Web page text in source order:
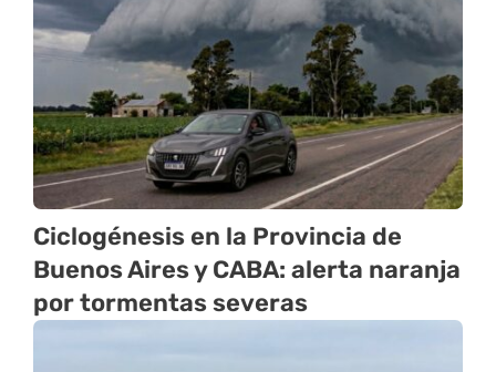
Ciclogénesis en la Provincia de
Buenos Aires y CABA: alerta naranja
por tormentas severas